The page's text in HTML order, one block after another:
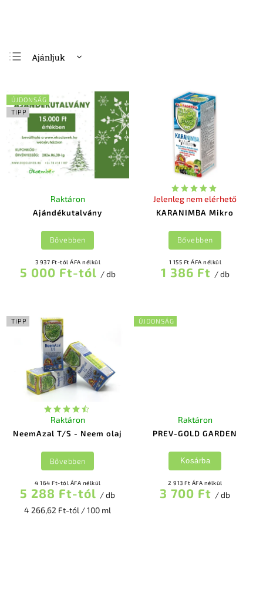
Ajánljuk
Legdrágább
Legnépszerűbb
termékek
ABC szerint
ÚJDONSÁG
TIPP
Ajándékutalvány
Raktáron
3 937 Ft-tól ÁFA nélkül
5 000 Ft-tól / db
Bővebben
KARANIMBA Mikro
Jelenleg nem elérhető
1 155 Ft ÁFA nélkül
1 386 Ft / db
Bővebben
TIPP
NeemAzal T/S - Neem olaj
Raktáron
4 164 Ft-tól ÁFA nélkül
5 288 Ft-tól / db
4 266,62 Ft-tól / 100 ml
Bővebben
ÚJDONSÁG
PREV-GOLD GARDEN
Raktáron
2 913 Ft ÁFA nélkül
3 700 Ft / db
Kosárba